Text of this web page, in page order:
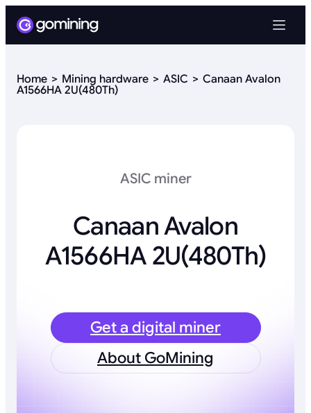
Home Mining hardware ASIC
Canaan Avalon
A1566HA 2U(480Th)
ASIC miner
Canaan Avalon
A1566HA 2U(480Th)
Get a digital miner
About GoMining